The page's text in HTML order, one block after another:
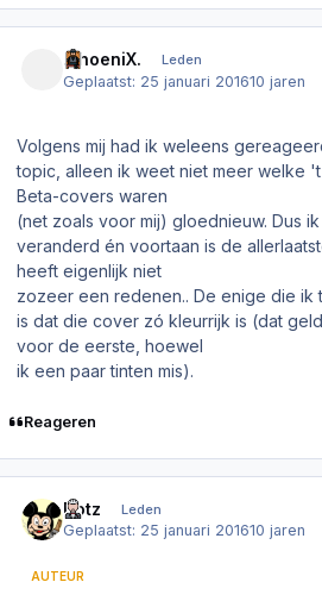
.PhoeniX. Leden
Geplaatst: 25 januari 201610 jaren
Volgens mij had ik weleens
topic, alleen ik weet niet meer welke
Beta-covers waren
(net zoals voor mij) gloednieuw. Dus
veranderd én voortaan is de
heeft eigenlijk niet
zozeer een redenen.. De enige die ik
is dat die cover zó kleurrijk is (dat
voor de eerste, hoewel
ik een paar tinten mis).
Reageren
Dotz Leden
Geplaatst: 25 januari 201610 jaren
AUTEUR